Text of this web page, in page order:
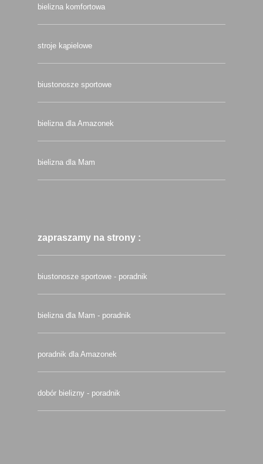
bielizna komfortowa
stroje kąpielowe
biustonosze sportowe
bielizna dla Amazonek
bielizna dla Mam
zapraszamy na strony :
biustonosze sportowe - poradnik
bielizna dla Mam - poradnik
poradnik dla Amazonek
dobór bielizny - poradnik